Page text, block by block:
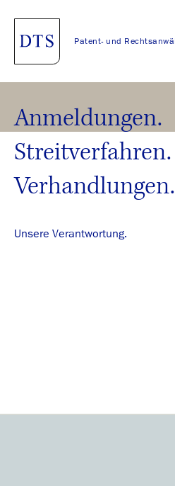
Patent- und
Anmeldungen.
Streitverfahren.
Verhandlungen.
Unsere Verantwortung.